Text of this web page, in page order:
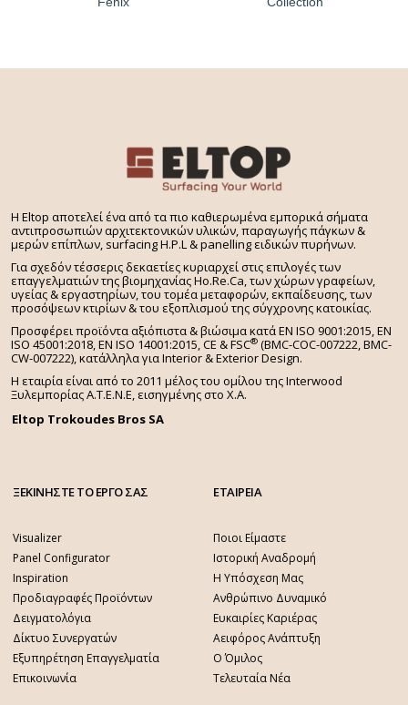
H Eltop αποτελεί ένα από τα πιο καθιερωμένα εμπορικά σήματα
αντιπροσωπιών αρχιτεκτονικών υλικών, παραγωγής πάγκων &
μερών επίπλων, surfacing H.P.L & panelling ειδικών πυρήνων.
Για σχεδόν τέσσερις δεκαετίες κυριαρχεί στις επιλογές των
επαγγελματιών της βιομηχανίας Ho.Re.Ca, των χώρων γραφείων,
υγείας & εργαστηρίων, του τομέα μεταφορών, εκπαίδευσης, των
προσόψεων κτιρίων & του εξοπλισμού της σύγχρονης κατοικίας.
Προσφέρει προϊόντα αξιόπιστα & βιώσιμα κατά EN ISO 9001:2015, EN
ISO 45001:2018, EN ISO 14001:2015,CE & FSC® (BMC-COC-007222, BMC-
CW-007222), κατάλληλα για Interior & Exterior Design.
Η εταιρία είναι από το 2011 μέλος του ομίλου της Interwood
Ξυλεμπορίας Α.Τ.Ε.Ν.Ε, εισηγμένης στο Χ.A.
Eltop Trokoudes Bros SA
ΞΕΚΙΝΗΣΤΕ ΤΟ ΕΡΓΟ ΣΑΣ
Visualizer
Panel Configurator
Inspiration
Προδιαγραφές Προϊόντων
Δειγματολόγια
Δίκτυο Συνεργατών
Εξυπηρέτηση Επαγγελματία
Επικοινωνία
ΕΤΑΙΡΕΙΑ
Ποιοι Είμαστε
Ιστορική Αναδρομή
Η Υπόσχεση Μας
Ανθρώπινο Δυναμικό
Ευκαιρίες Καριέρας
Αειφόρος Ανάπτυξη
Ο Όμιλος
Τελευταία Νέα